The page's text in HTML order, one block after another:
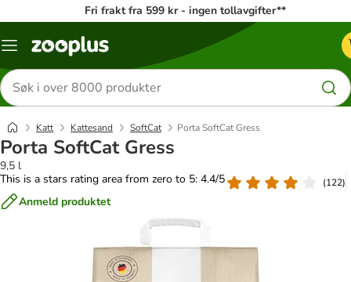
Fri frakt fra 599 kr - ingen tollavgifter**
Katalogmeny
Søk
etter
produkter
Katt Kattesand SoftCat Porta SoftCat Gress
Porta SoftCat Gress
9,5 l
This is a stars rating area from zero to 5: 4.4/5
(122)
Anmeld produktet